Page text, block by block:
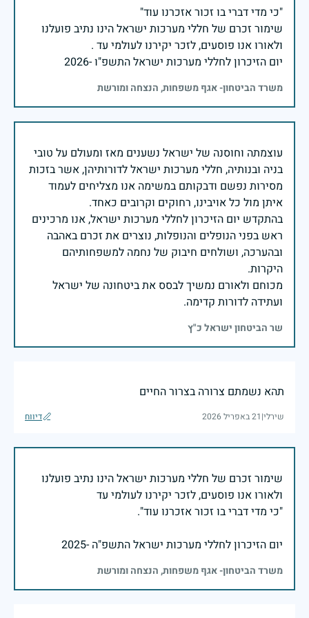
שימור זכרם של חללי מערכות ישראל הינו נתיב פועלנו
יום הזיכרון לחללי מערכות ישראל התשפ"ו -2026
משרד הביטחון- אגף משפחות, הנצחה ומורשת
עוצמתה וחוסנה של ישראל נשענים מאז ומעולם על טובי
בניה ובנותיה, חללי מערכות ישראל לדורותיהן, אשר בזכות
מסירות נפשם ודבקותם במשימה אנו מצליחים לעמוד
בהתקדש יום הזיכרון לחללי מערכות ישראל, אנו מרכינים
ראש בפני הנופלים והנופלות, נוצרים את זכרם באהבה
ובהערכה, ושולחים חיבוק של נחמה למשפחותיהם
מכוחם ולאורם נמשיך לבסס את ביטחונה של ישראל
ועתידה לדורות קדימה.
שר הביטחון ישראל כ"ץ
תהא נשמתם צרורה בצרור החיים
שירלי|21 באפריל 2026 דיווח
שימור זכרם של חללי מערכות ישראל הינו נתיב פועלנו
יום הזיכרון לחללי מערכות ישראל התשפ"ה -2025
משרד הביטחון- אגף משפחות, הנצחה ומורשת